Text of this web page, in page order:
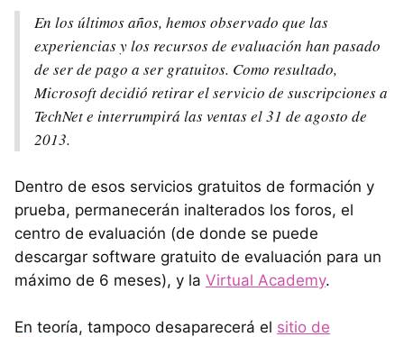
En los últimos años, hemos observado que las
experiencias y los recursos de evaluación han pasado
de ser de pago a ser gratuitos. Como resultado,
Microsoft decidió retirar el servicio de suscripciones a
TechNet e interrumpirá las ventas el 31 de agosto de
2013.
Dentro de esos servicios gratuitos de formación y
prueba, permanecerán inalterados los foros, el
centro de evaluación (de donde se puede
descargar software gratuito de evaluación para un
máximo de 6 meses), y la Virtual Academy.
En teoría, tampoco desaparecerá el sitio de